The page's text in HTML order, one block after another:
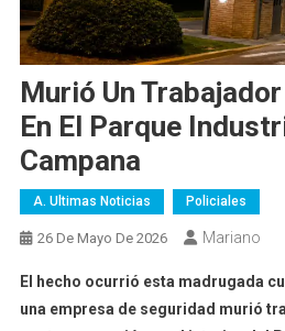
Murió Un
En El Parque
Campana
A. Ultimas Noticias Policiales
26 De Mayo De 2026 Mariano
El hecho ocurrió esta madrugada
una empresa de seguridad murió